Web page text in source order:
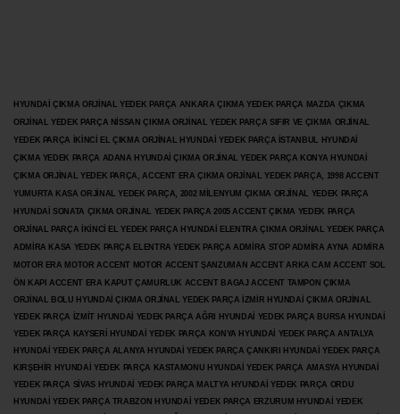
HYUNDAİ ÇIKMA ORJİNAL YEDEK PARÇA ANKARA ÇIKMA YEDEK PARÇA MAZDA ÇIKMA
ORJİNAL YEDEK PARÇA NİSSAN ÇIKMA ORJİNAL YEDEK PARÇA SIFIR VE ÇIKMA ORJİNAL
YEDEK PARÇA İKİNCİ EL ÇIKMA ORJİNAL HYUNDAİ YEDEK PARÇA İSTANBUL HYUNDAİ
ÇIKMA YEDEK PARÇA ADANA HYUNDAİ ÇIKMA ORJİNAL YEDEK PARÇA KONYA HYUNDAİ
ÇIKMA ORJİNAL YEDEK PARÇA, ACCENT ERA ÇIKMA ORJİNAL YEDEK PARÇA, 1998 ACCENT
YUMURTA KASA ORJİNAL YEDEK PARÇA, 2002 MİLENYUM ÇIKMA ORJİNAL YEDEK PARÇA
HYUNDAİ SONATA ÇIKMA ORJİNAL YEDEK PARÇA 2005 ACCENT ÇIKMA YEDEK PARÇA
ORJİNAL PARÇA İKİNCİ EL YEDEK PARÇA HYUNDAİ ELENTRA ÇIKMA ORJİNAL YEDEK PARÇA
ADMİRA KASA YEDEK PARÇA ELENTRA YEDEK PARÇA ADMİRA STOP ADMİRA AYNA ADMİRA
MOTOR ERA MOTOR ACCENT MOTOR ACCENT ŞANZUMAN ACCENT ARKA CAM ACCENT SOL
ÖN KAPI ACCENT ERA KAPUT ÇAMURLUK ACCENT BAGAJ ACCENT TAMPON ÇIKMA
ORJİNAL BOLU HYUNDAİ ÇIKMA ORJİNAL YEDEK PARÇA İZMİR HYUNDAİ ÇIKMA ORJİNAL
YEDEK PARÇA İZMİT HYUNDAİ YEDEK PARÇA AĞRI HYUNDAİ YEDEK PARÇA BURSA HYUNDAİ
YEDEK PARÇA KAYSERİ HYUNDAİ YEDEK PARÇA KONYA HYUNDAİ YEDEK PARÇA ANTALYA
HYUNDAİ YEDEK PARÇA ALANYA HYUNDAİ YEDEK PARÇA ÇANKIRI HYUNDAİ YEDEK PARÇA
KIRŞEHİR HYUNDAİ YEDEK PARÇA KASTAMONU HYUNDAİ YEDEK PARÇA AMASYA HYUNDAİ
YEDEK PARÇA SİVAS HYUNDAİ YEDEK PARÇA MALTYA HYUNDAİ YEDEK PARÇA ORDU
HYUNDAİ YEDEK PARÇA TRABZON HYUNDAİ YEDEK PARÇA ERZURUM HYUNDAİ YEDEK